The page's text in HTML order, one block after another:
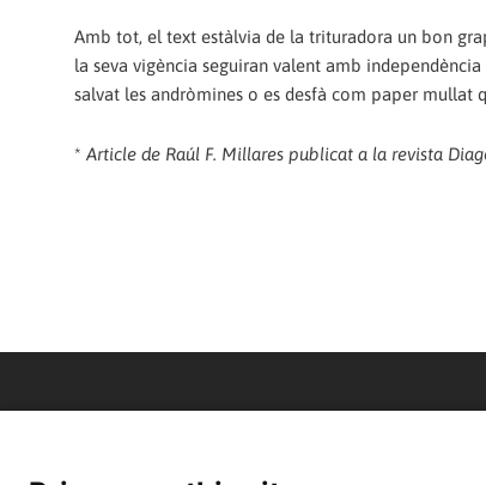
Amb tot, el text estàlvia de la trituradora un bon
la seva vigència seguiran valent amb
salvat les andròmines o es desfà com paper mullat
* Article de Raúl F. Millares publicat a la revista